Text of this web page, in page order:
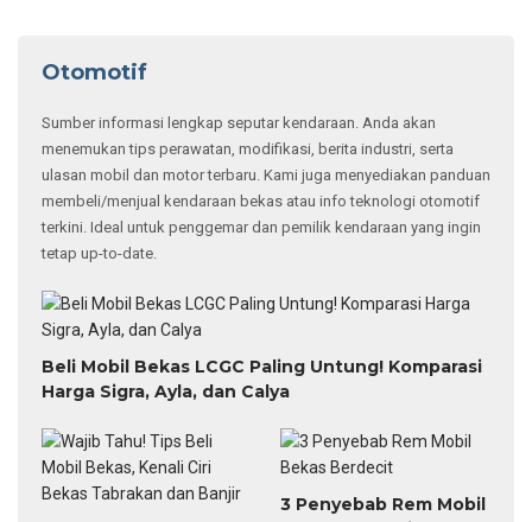
Otomotif
Sumber informasi lengkap seputar kendaraan. Anda akan
menemukan tips perawatan, modifikasi, berita industri, serta
ulasan mobil dan motor terbaru. Kami juga menyediakan panduan
membeli/menjual kendaraan bekas atau info teknologi otomotif
terkini. Ideal untuk penggemar dan pemilik kendaraan yang ingin
tetap up-to-date.
Beli Mobil Bekas LCGC Paling Untung! Komparasi
Harga Sigra, Ayla, dan Calya
3 Penyebab Rem Mobil